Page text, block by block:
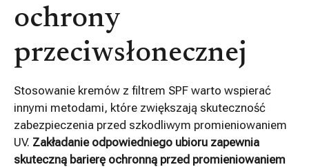
ochrony
przeciwsłonecznej
Stosowanie kremów z filtrem SPF warto wspierać
innymi metodami, które zwiększają skuteczność
zabezpieczenia przed szkodliwym promieniowaniem
UV. Zakładanie odpowiedniego ubioru zapewnia
skuteczną barierę ochronną przed promieniowaniem